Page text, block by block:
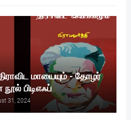
மாயையும் - தோழர்
நூல் பிடிஎஃப்
31, 2024